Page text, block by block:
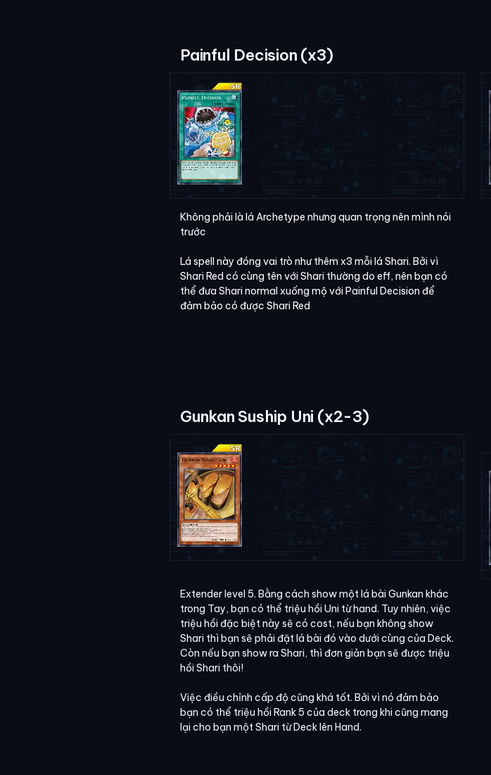
Painful Decision (x3)
Không phải là lá Archetype nhưng quan trọng nên mình nói
trước
Lá spell này đóng vai trò như thêm x3 mỗi lá Shari. Bởi vì
Shari Red có cùng tên với Shari thường do eff, nên bạn có
thể đưa Shari normal xuống mộ với Painful Decision để
đảm bảo có được Shari Red
Gunkan Suship Uni (x2-3)
Extender level 5. Bằng cách show một lá bài Gunkan khác
trong Tay, bạn có thể triệu hồi Uni từ hand. Tuy nhiên, việc
triệu hồi đặc biệt này sẽ có cost, nếu bạn không show
Shari thì bạn sẽ phải đặt lá bài đó vào dưới cùng của Deck.
Còn nếu bạn show ra Shari, thì đơn giản bạn sẽ được triệu
hồi Shari thôi!
Việc điều chỉnh cấp độ cũng khá tốt. Bởi vì nó đảm bảo
bạn có thể triệu hồi Rank 5 của deck trong khi cũng mang
lại cho bạn một Shari từ Deck lên Hand.